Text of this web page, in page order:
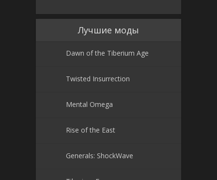
Лучшие моды
Dawn of the Tiberium Age
Twisted Insurrection
Mental Omega
Rise of the East
Generals: ShockWave